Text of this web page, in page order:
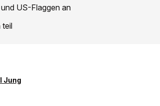
US-Flaggen an
teil
Jung